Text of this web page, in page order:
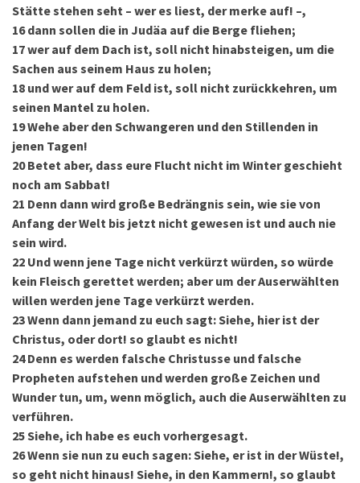
Stätte stehen seht – wer es liest, der merke auf! –,
16 dann sollen die in Judäa auf die Berge fliehen;
17wer auf dem Dach ist, soll nicht hinabsteigen, um die
Sachen aus seinem Haus zu holen;
18 und wer auf dem Feld ist, soll nicht zurückkehren, um
seinen Mantel zu holen.
19Wehe aber den Schwangeren und den Stillenden in
jenen Tagen!
20 Betet aber, dass eure Flucht nicht im Winter geschieht
noch am Sabbat!
21 Denn dann wird große Bedrängnis sein, wie sie von
Anfang der Welt bis jetzt nicht gewesen ist und auch nie
sein wird.
22 Und wenn jene Tage nicht verkürzt würden, so würde
kein Fleisch gerettet werden; aber um der Auserwählten
willen werden jene Tage verkürzt werden.
23Wenn dann jemand zu euch sagt: Siehe, hier ist der
Christus, oder dort! so glaubt es nicht!
24 Denn es werden falsche Christusse und falsche
Propheten aufstehen und werden große Zeichen und
Wunder tun, um, wenn möglich, auch die Auserwählten zu
verführen.
25Siehe, ich habe es euch vorhergesagt.
26Wenn sie nun zu euch sagen: Siehe, er ist in der Wüste!,
so geht nicht hinaus! Siehe, in den Kammern!, so glaubt